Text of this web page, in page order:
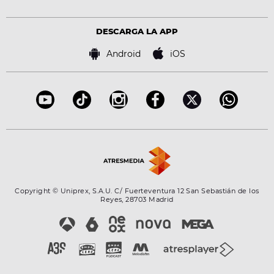
Virales
Bases de concursos
DESCARGA LA APP
Android iOS
Copyright © Uniprex, S.A.U. C/ Fuerteventura 12 San Sebastián de los
Reyes, 28703 Madrid